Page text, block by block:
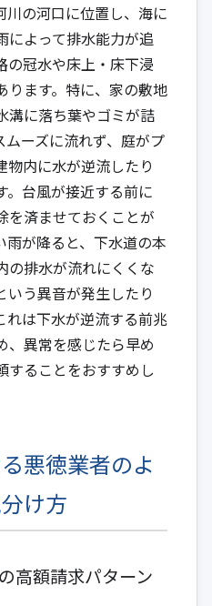
川の河口に位置し、海に
によって排水能力が追
の冠水や床上・床下浸
ります。特に、家の敷地
溝に落ち葉やゴミが詰
ムーズに流れず、庭がプ
物内に水が逆流したり
。台風が接近する前に
を済ませておくことが
雨が降ると、下水道の本
の排水が流れにくくな
いう異音が発生したり
れは下水が逆流する前兆
、異常を感じたら早め
することをおすすめし
悪徳業者のよ
け方
高額請求パターン